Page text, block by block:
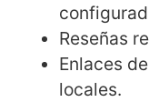
Reseñas
Enlaces
locales.